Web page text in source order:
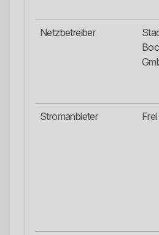
Netzbetreiber
Stromanbieter